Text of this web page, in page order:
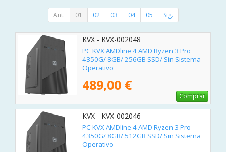
Ant. 01 02 03 04 05 Sig.
KVX - KVX-002048
PC KVX AMDline 4 AMD Ryzen 3 Pro
4350G/ 8GB/ 256GB SSD/ Sin Sistema
Operativo
489,00 €
Comprar
KVX - KVX-002046
PC KVX AMDline 4 AMD Ryzen 3 Pro
4350G/ 8GB/ 512GB SSD/ Sin Sistema
Operativo